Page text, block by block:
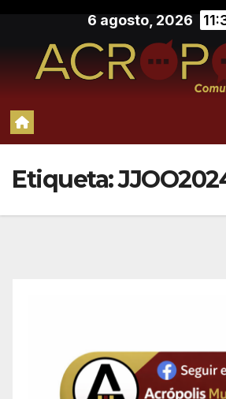
contenido
6 agosto, 2026
Etiqueta: